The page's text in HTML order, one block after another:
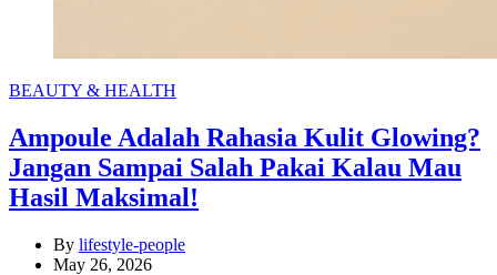
Categories
BEAUTY & HEALTH
Ampoule Adalah Rahasia Kulit Glowing?
Jangan Sampai Salah Pakai Kalau Mau
Hasil Maksimal!
By lifestyle-people
May 26, 2026